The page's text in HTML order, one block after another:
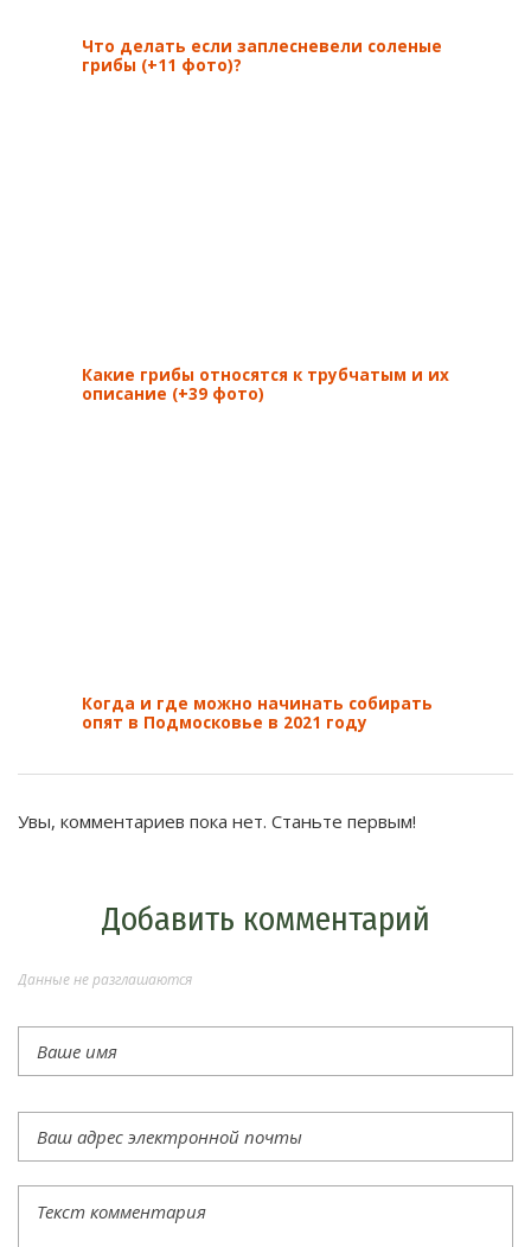
Что делать если заплесневели соленые
грибы (+11 фото)?
Какие грибы относятся к трубчатым и их
описание (+39 фото)
Когда и где можно начинать собирать
опят в Подмосковье в 2021 году
Увы, комментариев пока нет. Станьте первым!
Добавить комментарий
Данные не разглашаются